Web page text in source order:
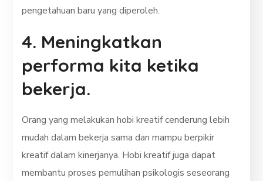
pengetahuan baru yang diperoleh.
4. Meningkatkan
performa kita ketika
bekerja.
Orang yang melakukan hobi kreatif cenderung lebih
mudah dalam bekerja sama dan mampu berpikir
kreatif dalam kinerjanya. Hobi kreatif juga dapat
membantu proses pemulihan psikologis seseorang